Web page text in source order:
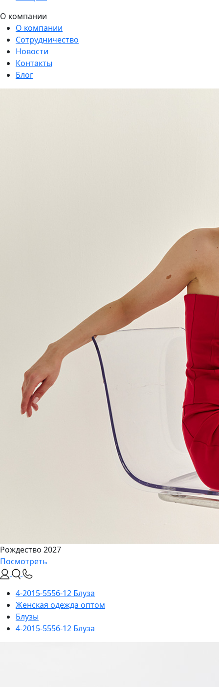
О компании
О компании
Сотрудничество
Новости
Контакты
Блог
Рождество 2027
Посмотреть
4-2015-5556-12 Блуза
Женская одежда оптом
Блузы
4-2015-5556-12 Блуза